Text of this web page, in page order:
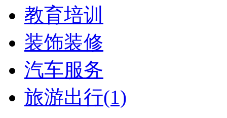
教育培训
装饰装修
汽车服务
旅游出行(1)